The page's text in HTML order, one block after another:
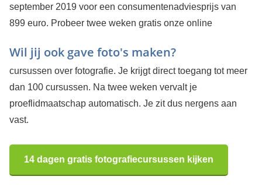
september 2019 voor een consumentenadviesprijs van
899 euro.
Wil jij ook gave foto's maken?
Probeer twee weken gratis onze online
cursussen over fotografie. Je krijgt direct toegang tot meer
dan 100 cursussen. Na twee weken vervalt je
proeflidmaatschap automatisch. Je zit dus nergens aan
vast.
14 dagen gratis fotografiecursussen kijken